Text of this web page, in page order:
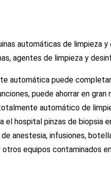
automáticas de limpieza
agentes de limpieza y
automática puede
puede ahorrar en
automático de
el hospital pinzas de biopsia
anestesia, infusiones,
equipos contaminados